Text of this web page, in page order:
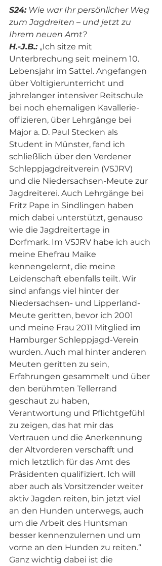
S24: Wie war Ihr persönlicher Weg
zum Jagdreiten – und jetzt zu
Ihrem neuen Amt?
H.-J.B.: „Ich sitze mit
Unterbrechung seit meinem 10.
Lebensjahr im Sattel. Angefangen
über Voltigierunterricht und
jahrelanger intensiver Reitschule
bei noch ehemaligen Kavallerie-
offizieren, über Lehrgänge bei
Major a. D. Paul Stecken als
Student in Münster, fand ich
schließlich über den Verdener
Schleppjagdreitverein (VSJRV)
und die Niedersachsen-Meute zur
Jagdreiterei. Auch Lehrgänge bei
Fritz Pape in Sindlingen haben
mich dabei unterstützt, genauso
wie die Jagdreitertage in
Dorfmark. Im VSJRV habe ich auch
meine Ehefrau Maike
kennengelernt, die meine
Leidenschaft ebenfalls teilt. Wir
sind anfangs viel hinter der
Niedersachsen- und Lipperland-
Meute geritten, bevor ich 2001
und meine Frau 2011 Mitglied im
Hamburger Schleppjagd-Verein
wurden. Auch mal hinter anderen
Meuten geritten zu sein,
Erfahrungen gesammelt und über
den berühmten Tellerrand
geschaut zu haben,
Verantwortung und Pflichtgefühl
zu zeigen, das hat mir das
Vertrauen und die Anerkennung
der Altvorderen verschafft und
mich letztlich für das Amt des
Präsidenten qualifiziert. Ich will
aber auch als Vorsitzender weiter
aktiv Jagden reiten, bin jetzt viel
an den Hunden unterwegs, auch
um die Arbeit des Huntsman
besser kennenzulernen und um
vorne an den Hunden zu reiten.“
Ganz wichtig dabei ist die